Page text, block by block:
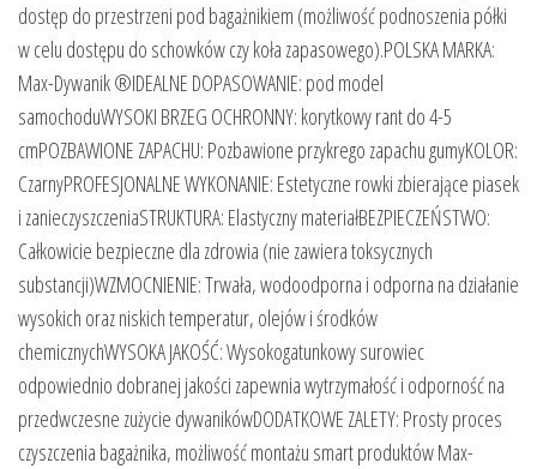
dostęp do przestrzeni pod bagażnikiem (możliwość podnoszenia półki
w celu dostępu do schowków czy koła zapasowego).POLSKA MARKA:
Max-Dywanik ®IDEALNE DOPASOWANIE: pod model
samochoduWYSOKI BRZEG OCHRONNY: korytkowy rant do 4-5
cmPOZBAWIONE ZAPACHU: Pozbawione przykrego zapachu gumyKOLOR:
CzarnyPROFESJONALNE WYKONANIE: Estetyczne rowki zbierające piasek
i zanieczyszczeniaSTRUKTURA: Elastyczny materiałBEZPIECZEŃSTWO:
Całkowicie bezpieczne dla zdrowia (nie zawiera toksycznych
substancji)WZMOCNIENIE: Trwała, wodoodporna i odporna na działanie
wysokich oraz niskich temperatur, olejów i środków
chemicznychWYSOKA JAKOŚĆ: Wysokogatunkowy surowiec
odpowiednio dobranej jakości zapewnia wytrzymałość i odporność na
przedwczesne zużycie dywanikówDODATKOWE ZALETY: Prosty proces
czyszczenia bagażnika, możliwość montażu smart produktów Max-